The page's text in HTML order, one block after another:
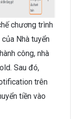
chương trình
Nhà tuyển
công, nhà
Sau đó,
trên
tiền vào